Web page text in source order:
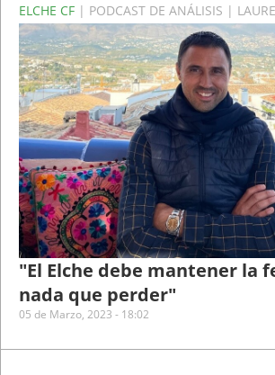
ELCHE CF | PODCAST DE ANÁLISIS |
"El Elche debe mantener la
nada que perder"
05 de Marzo, 2023 - 18:02